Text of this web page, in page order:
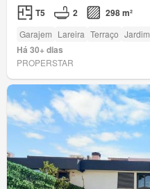
T5 2 298 m²
Garajem Lareira Terraço Jardim
Há 30+ dias
PROPERSTAR